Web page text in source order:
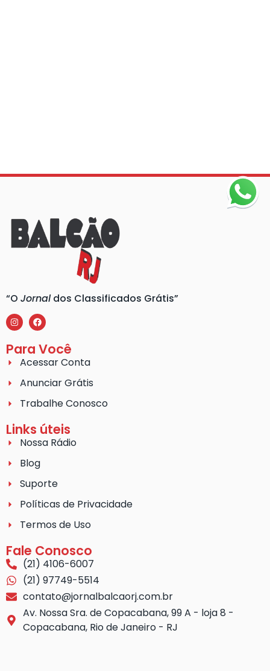
“O Jornaldos Classificados Grátis”
Para Você
Acessar Conta
Anunciar Grátis
Trabalhe Conosco
Links úteis
Nossa Rádio
Blog
Suporte
Políticas de Privacidade
Termos de Uso
Fale Conosco
(21) 4106-6007
(21) 97749-5514
contato@jornalbalcaorj.com.br
Av. Nossa Sra. de Copacabana, 99 A - loja 8 -
Copacabana, Rio de Janeiro - RJ